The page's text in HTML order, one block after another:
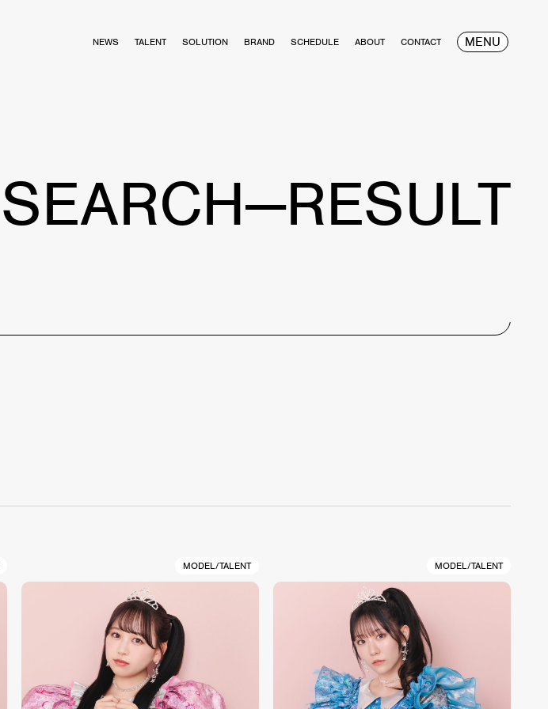
NEWS TALENT SOLUTION BRAND SCHEDULE ABOUT CONTACT MENU
SEARCH—RESULT
MODEL/TALENT MODEL/TALENT